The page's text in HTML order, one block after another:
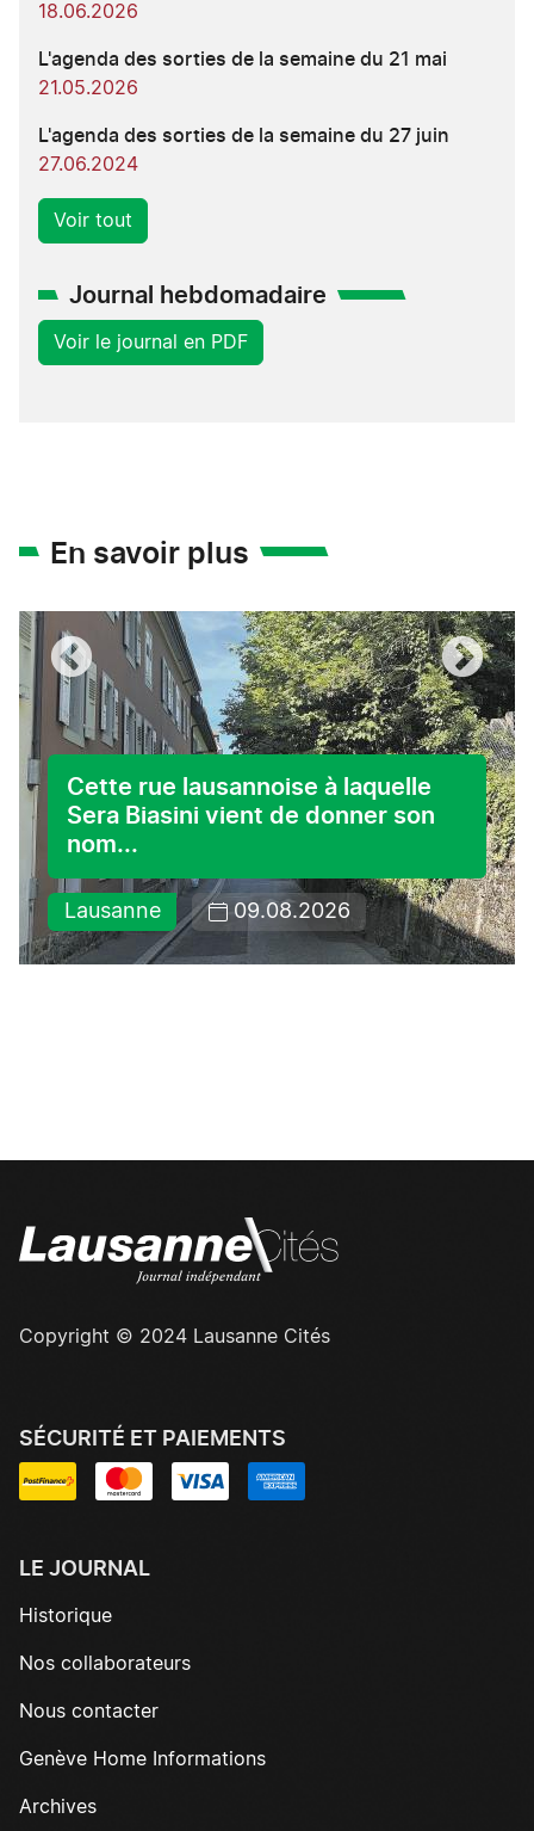
18.06.2026
L'agenda des sorties de la semaine du 21 mai
21.05.2026
L'agenda des sorties de la semaine du 27 juin
27.06.2024
Voir tout
Journal hebdomadaire
Voir le journal en PDF
En savoir plus
Cette rue lausannoise à laquelle
Sera Biasini vient de donner son
nom...
Lausanne 09.08.2026
Copyright © 2024 Lausanne Cités
SÉCURITÉ ET PAIEMENTS
LE JOURNAL
Historique
Nos collaborateurs
Nous contacter
Genève Home Informations
Archives